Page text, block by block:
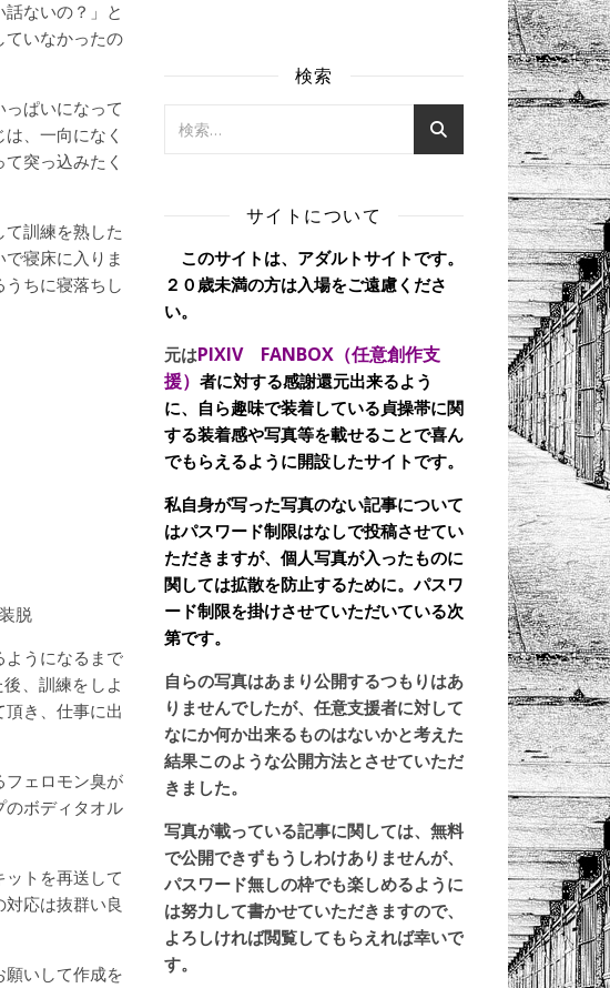
ないの？」と
ていなかったの
ぱいになって
、一向になく
突っ込みたく
訓練を熟した
寝床に入りま
ちに寝落ちし
脱
うになるまで
、訓練をしよ
き、仕事に出
ェロモン臭が
のボディタオル
トを再送して
応は抜群い良
いして作成を
検索
サイトについて
このサイトは、アダルトサイトです。
２０歳未満の方は入場をご遠慮くださ
い。
元はPIXIV FANBOX（任意創作支
援） 者に対する感謝還元出来るよう
に、自ら趣味で装着している貞操帯に関
する装着感や写真等を載せることで喜ん
でもらえるように開設したサイトです。
私自身が写った写真のない記事について
はパスワード制限はなしで投稿させてい
ただきますが、個人写真が入ったものに
関しては拡散を防止するために。パスワ
ード制限を掛けさせていただいている次
第です。
自らの写真はあまり公開するつもりはあ
りませんでしたが、任意支援者に対して
なにか何か出来るものはないかと考えた
結果このような公開方法とさせていただ
きました。
写真が載っている記事に関しては、無料
で公開できずもうしわけありませんが、
パスワード無しの枠でも楽しめるように
は努力して書かせていただきますので、
よろしければ閲覧してもらえれば幸いで
す。